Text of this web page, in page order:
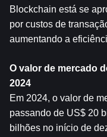
Blockchain está se
por custos de
aumentando a
O valor de mercado
2024
Em 2024, o valor de
passando de US$ 20
bilhões no início de